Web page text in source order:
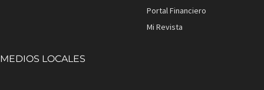
Portal Financiero
Mi Revista
MEDIOS LOCALES